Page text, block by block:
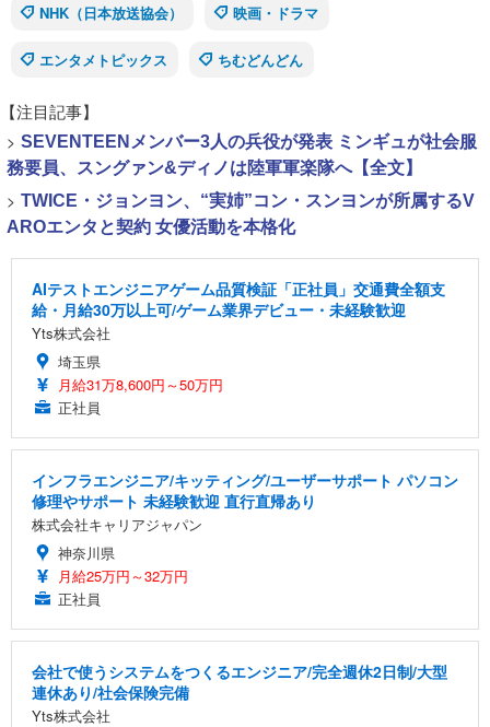
NHK（日本放送協会）
映画・ドラマ
エンタメトピックス ちむどんどん
【注目記事】
> SEVENTEENメンバー3人の兵役が発表 ミンギュが社会服
務要員、スングァン&ディノは陸軍軍楽隊へ【全文】
> TWICE・ジョンヨン、“実姉”コン・スンヨンが所属するV
AROエンタと契約 女優活動を本格化
AIテストエンジニアゲーム品質検証「正社員」交通費全額支
給・月給30万以上可/ゲーム業界デビュー・未経験歓迎
Yts株式会社
埼玉県
月給31万8,600円～50万円
正社員
インフラエンジニア/キッティング/ユーザーサポート パソコン
修理やサポート 未経験歓迎 直行直帰あり
株式会社キャリアジャパン
神奈川県
月給25万円～32万円
正社員
会社で使うシステムをつくるエンジニア/完全週休2日制/大型
連休あり/社会保険完備
Yts株式会社